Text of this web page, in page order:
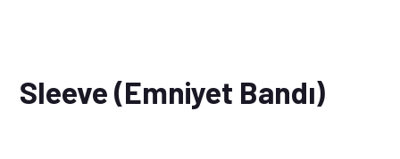
Sleeve (Emniyet Bandı)